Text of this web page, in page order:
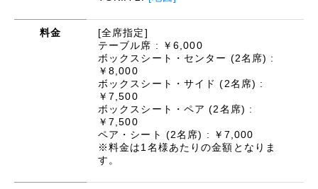
料金
[全席指定]
テーブル席 : ￥6,000
ボックスシート・センター (2名席) :
￥8,000
ボックスシート・サイド (2名席) :
￥7,500
ボックスシート・ペア (2名席) :
￥7,500
ペア・シート (2名席) : ￥7,000
※料金は1名様あたりの金額となりま
す。